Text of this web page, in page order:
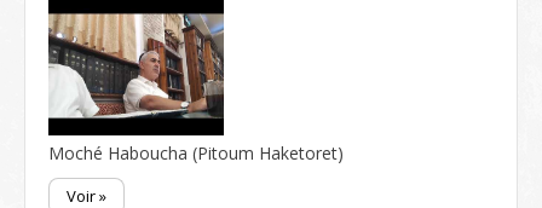
Moché Haboucha (Pitoum Haketoret)
Voir »